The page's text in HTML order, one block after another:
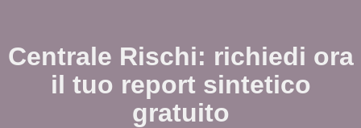
Centrale Rischi: richiedi ora
il tuo report sintetico
gratuito